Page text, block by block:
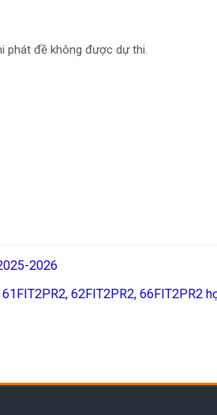
phát đề không được dự thi.
2026
62FIT2PR2, 66FIT2PR2